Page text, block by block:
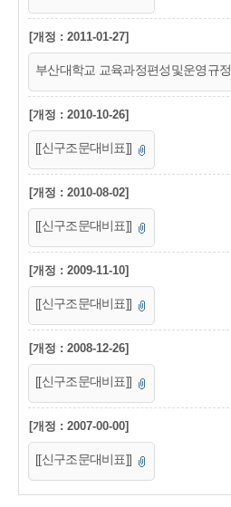
[개정 : 2011-01-27]
부산대학교 교육과정편성및운영규정
[개정 : 2010-10-26]
[[신구조문대비표]]
[개정 : 2010-08-02]
[[신구조문대비표]]
[개정 : 2009-11-10]
[[신구조문대비표]]
[개정 : 2008-12-26]
[[신구조문대비표]]
[개정 : 2007-00-00]
[[신구조문대비표]]